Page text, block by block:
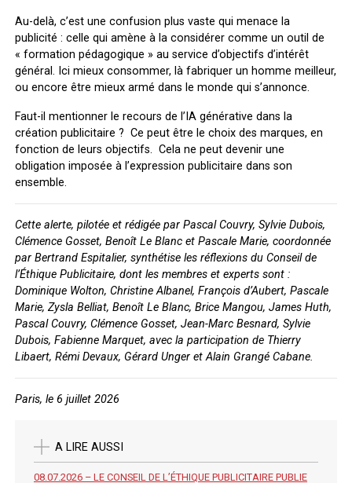
Au-delà, c’est une confusion plus vaste qui menace la
publicité : celle qui amène à la considérer comme un outil de
« formation pédagogique » au service d’objectifs d’intérêt
général. Ici mieux consommer, là fabriquer un homme meilleur,
ou encore être mieux armé dans le monde qui s’annonce.
Faut-il mentionner le recours de l’IA générative dans la
création publicitaire ? Ce peut être le choix des marques, en
fonction de leurs objectifs. Cela ne peut devenir une
obligation imposée à l’expression publicitaire dans son
ensemble.
Cette alerte, pilotée et rédigée par Pascal Couvry, Sylvie Dubois,
Clémence Gosset, Benoît Le Blancet Pascale Marie, coordonnée
par Bertrand Espitalier, synthétise les réflexions du Conseil de
l’Éthique Publicitaire, dont les membres et experts sont :
Dominique Wolton, Christine Albanel, François d’Aubert, Pascale
Marie, Zysla Belliat, Benoît Le Blanc, Brice Mangou, James Huth,
Pascal Couvry, Clémence Gosset, Jean-Marc Besnard, Sylvie
Dubois, Fabienne Marquet, avec la participation de Thierry
Libaert, Rémi Devaux, Gérard Unger et Alain Grangé Cabane.
Paris, le 6 juillet 2026
A LIRE AUSSI
08.07.2026 – LE CONSEIL DE L’ÉTHIQUE PUBLICITAIRE PUBLIE